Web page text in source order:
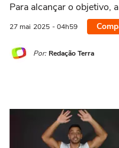
Para alcançar o objetivo,
27 mai 2025 - 04h59
Por: Redação Terra